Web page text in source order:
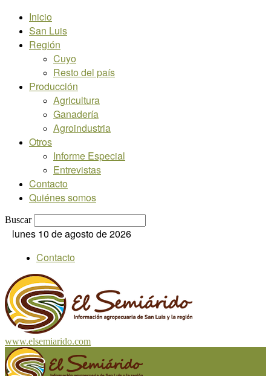
Inicio
San Luis
Región
Cuyo
Resto del país
Producción
Agricultura
Ganadería
Agroindustria
Otros
Informe Especial
Entrevistas
Contacto
Quiénes somos
Buscar
lunes 10 de agosto de 2026
Contacto
www.elsemiarido.com